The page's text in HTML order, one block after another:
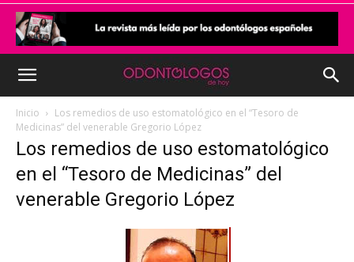
Inicio
Los remedios de uso estomatológico en el “Tesoro de
Medicinas” del venerable Gregorio López
Los remedios de uso estomatológico
en el “Tesoro de Medicinas” del
venerable Gregorio López